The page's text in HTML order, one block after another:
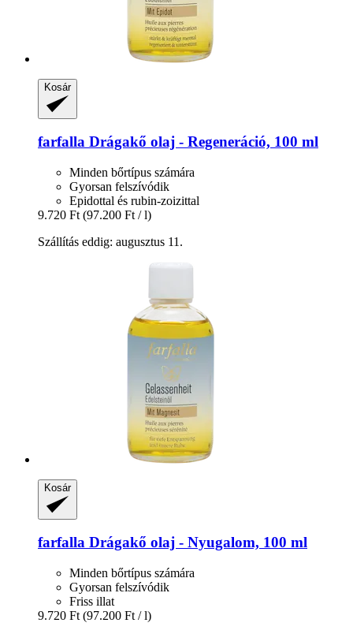
Kosár
farfalla Drágakő olaj -​ Regeneráció, 100 ml
Minden bőrtípus számára
Gyorsan felszívódik
Epidottal és rubin-zoizittal
9.720 Ft (97.200 Ft / l)
Szállítás eddig: augusztus 11.
Kosár
farfalla Drágakő olaj -​ Nyugalom, 100 ml
Minden bőrtípus számára
Gyorsan felszívódik
Friss illat
9.720 Ft (97.200 Ft / l)